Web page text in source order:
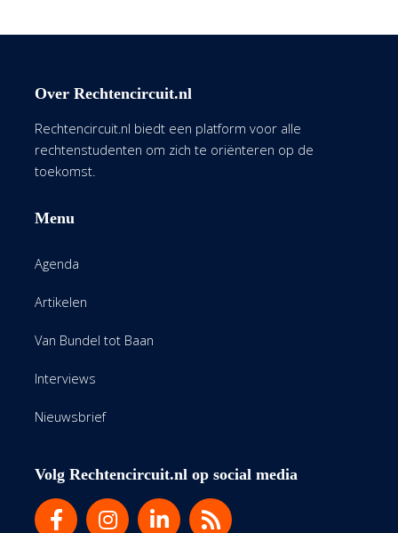
Over Rechtencircuit.nl
Rechtencircuit.nl biedt een platform voor alle
rechtenstudenten om zich te oriënteren op de
toekomst.
Menu
Agenda
Artikelen
Van Bundel tot Baan
Interviews
Nieuwsbrief
Volg Rechtencircuit.nl op social media